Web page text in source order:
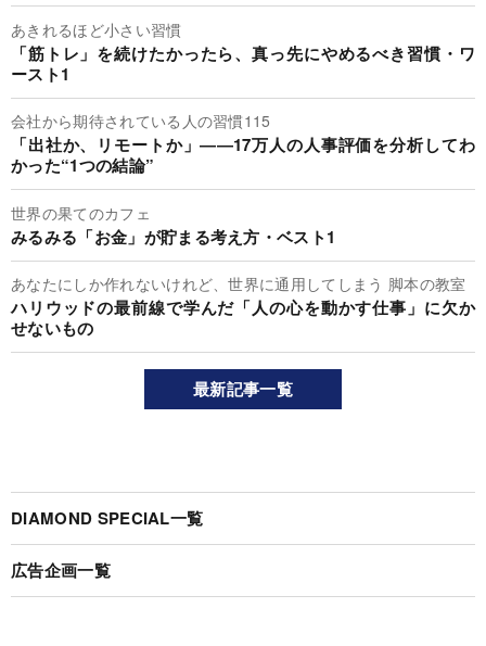
あきれるほど小さい習慣
「筋トレ」を続けたかったら、真っ先にやめるべき習慣・ワ
ースト1
会社から期待されている人の習慣115
「出社か、リモートか」――17万人の人事評価を分析してわ
かった“1つの結論”
世界の果てのカフェ
みるみる「お金」が貯まる考え方・ベスト1
あなたにしか作れないけれど、世界に通用してしまう 脚本の教室
ハリウッドの最前線で学んだ「人の心を動かす仕事」に欠か
せないもの
最新記事一覧
DIAMOND SPECIAL一覧
広告企画一覧